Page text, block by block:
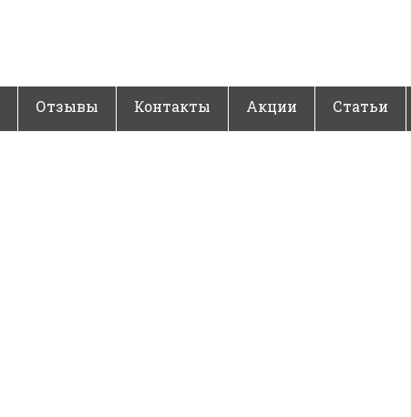
Отзывы Контакты Акции Статьи